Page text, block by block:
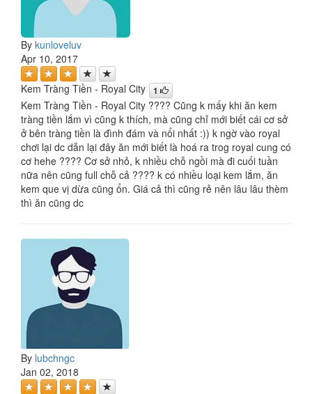
By kunloveluv
Apr 10, 2017
Kem Tràng Tiền - Royal City 1
Kem Tràng Tiền - Royal City ???? Cũng k mấy khi ăn kem
tràng tiền lắm vì cũng k thích, mà cũng chỉ mới biết cái cơ sở
ở bên tràng tiền là đình đám và nổi nhất :)) k ngờ vào royal
chơi lại dc dẫn lại đây ăn mới biết là hoá ra trog royal cung có
cơ hehe ???? Cơ sở nhỏ, k nhiều chỗ ngồi mà đi cuối tuần
nữa nên cũng full chỗ cả ???? k có nhiều loại kem lắm, ăn
kem que vị dừa cũng ổn. Giá cả thì cũng rẻ nên lâu lâu thèm
thì ăn cũng dc
By lubchngc
Jan 02, 2018